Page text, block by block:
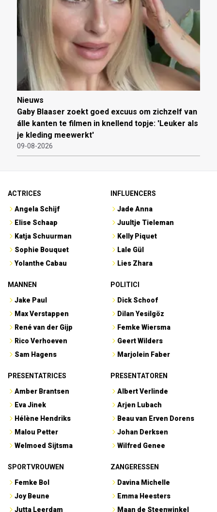
Nieuws
Gaby Blaaser zoekt goed excuus om zichzelf van
álle kanten te filmen in knellend topje: 'Leuker als
je kleding meewerkt'
09-08-2026
ACTRICES
Angela Schijf
Elise Schaap
Katja Schuurman
Sophie Bouquet
Yolanthe Cabau
INFLUENCERS
Jade Anna
Juultje Tieleman
Kelly Piquet
Lale Gül
Lies Zhara
MANNEN
Jake Paul
Max Verstappen
René van der Gijp
Rico Verhoeven
Sam Hagens
POLITICI
Dick Schoof
Dilan Yesilgöz
Femke Wiersma
Geert Wilders
Marjolein Faber
PRESENTATRICES
Amber Brantsen
Eva Jinek
Hélène Hendriks
Malou Petter
Welmoed Sijtsma
PRESENTATOREN
Albert Verlinde
Arjen Lubach
Beau van Erven Dorens
Johan Derksen
Wilfred Genee
SPORTVROUWEN
Femke Bol
Joy Beune
Jutta Leerdam
ZANGERESSEN
Davina Michelle
Emma Heesters
Maan de Steenwinkel